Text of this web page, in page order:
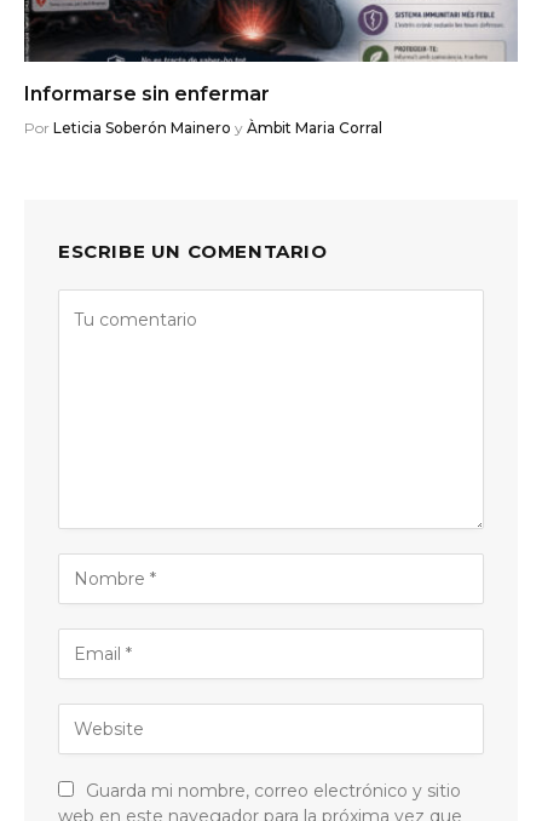
Informarse sin enfermar
Por Leticia Soberón Mainero y Àmbit Maria Corral
ESCRIBE UN COMENTARIO
Guarda mi nombre, correo electrónico y sitio